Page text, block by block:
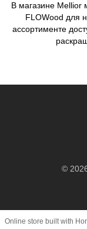
В магазине Mellior
FLOWood для
ассортименте
©
Online store built with